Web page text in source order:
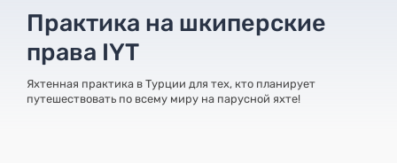
Практика на шкиперские
права IYT
Яхтенная практика в Турции для тех, кто планирует
путешествовать по всему миру на парусной яхте!